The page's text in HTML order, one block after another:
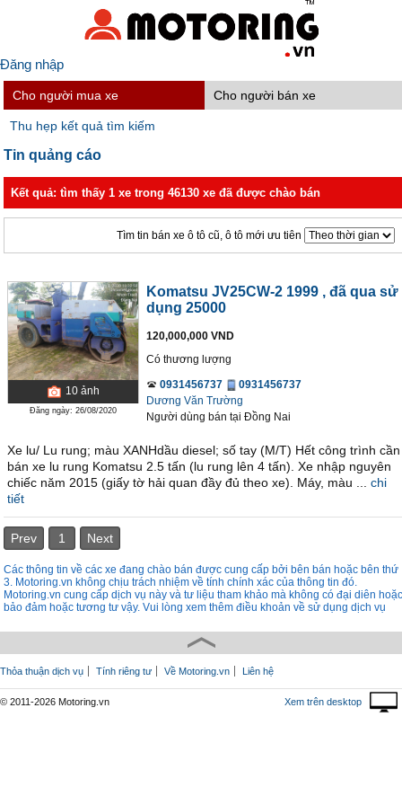
Đăng nhập
Cho người mua xe Cho người bán xe
Thu hẹp kết quả tìm kiếm
Tin quảng cáo
Kết quả: tìm thấy 1 xe trong 46130 xe đã được chào bán
Tìm tin bán xe ô tô cũ, ô tô mới ưu tiên
10ảnh
Đăng ngày: 26/08/2020
Komatsu JV25CW-2 1999 , đã qua sử
dụng 25000
120,000,000 VND
Có thương lượng
0931456737
0931456737
Dương Văn Trường
Người dùng bán tại Ðồng Nai
Xe lu/ Lu rung; màu XANHdầu diesel; số tay (M/T) Hết công trình cần
bán xe lu rung Komatsu 2.5 tấn (lu rung lên 4 tấn). Xe nhập nguyên
chiếc năm 2015 (giấy tờ hải quan đầy đủ theo xe). Máy, màu ...
chi
tiết
Prev 1 Next
Các thông tin về các xe đang chào bán được cung cấp bởi bên bán hoặc bên thứ
3. Motoring.vn không chịu trách nhiệm về tính chính xác của thông tin đó.
Motoring.vn cung cấp dịch vụ này và tư liệu tham khảo mà không có đại diên hoặc
bảo đảm hoặc tương tư vậy. Vui lòng xem thêm điều khoản về sử dụng dịch vụ
Thỏa thuận dịch vụ Tính riêng tư Về Motoring.vn Liên hệ
© 2011-2026 Motoring.vn Xem trên desktop